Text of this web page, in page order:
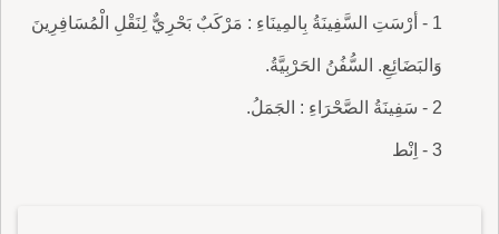
1 - أرْسَتِ السَّفِينَةُ بِالمِينَاءِ : مَرْكَبٌ بَحْرِيٌّ لِنَقْلِ الْمُسَافِرِينَ
وَالبَضَائِعِ. السُّفُنُ الحَرْبِيَّةُ.
2 - سَفِينَةُ الصَّحْرَاءِ : الجَمَلُ.
3 - اِنْط